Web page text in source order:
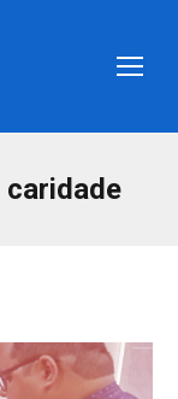
caridade